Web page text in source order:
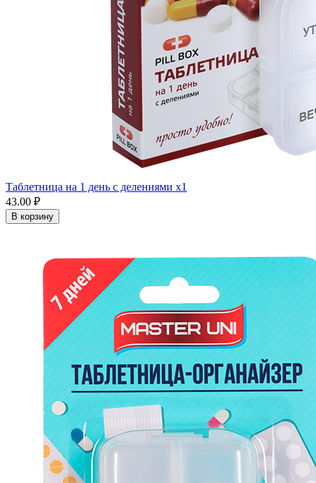
Таблетница на 1 день с делениями x1
43.00 ₽
В корзину